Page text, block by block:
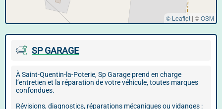
© Leaflet | ©OSM
SP GARAGE
À Saint-Quentin-la-Poterie, Sp Garage prend en charge
l’entretien et la réparation de votre véhicule, toutes marques
confondues.
Révisions, diagnostics, réparations mécaniques ou vidanges :